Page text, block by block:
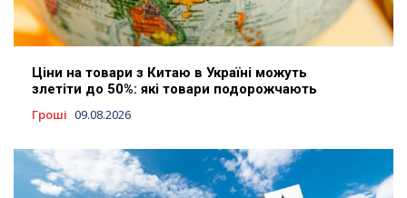
Ціни на товари з Китаю в Україні можуть
злетіти до 50%: які товари подорожчають
Гроші 09.08.2026